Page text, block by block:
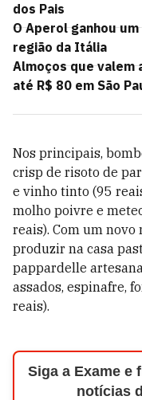
dos Pais
O Aperol ganhou
região da Itália
Almoços que valem
até R$ 80 em São
Nos principais,
crisp de risoto de
e vinho tinto (95
molho poivre e
reais). Com um
produzir na casa
pappardelle
assados, espinafre,
reais).
Siga a Exame e
notícias